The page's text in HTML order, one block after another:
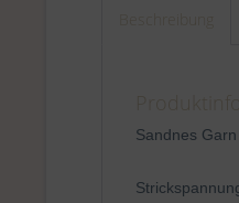
Sandnes Garn